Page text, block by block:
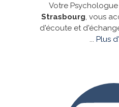
Votre Psychologue
Strasbourg , vous
d'écoute et
Plus